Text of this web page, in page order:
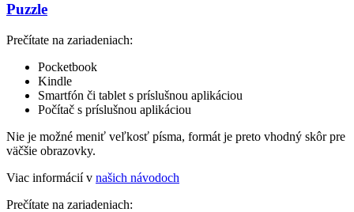
Puzzle
Prečítate na zariadeniach:
Pocketbook
Kindle
Smartfón či tablet s príslušnou aplikáciou
Počítač s príslušnou aplikáciou
Nie je možné meniť veľkosť písma, formát je preto vhodný skôr pre
väčšie obrazovky.
Viac informácií v našich návodoch
Prečítate na zariadeniach: